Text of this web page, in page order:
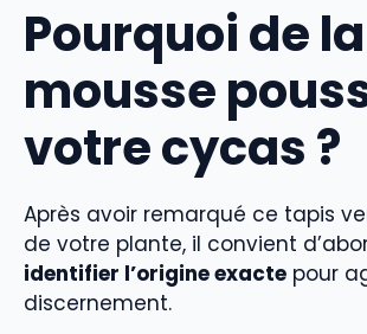
Pourquoi de la
mousse
votre cycas ?
Après avoir remarqué ce tapis
de votre plante, il convient
identifier l’origine exacte pour
discernement.